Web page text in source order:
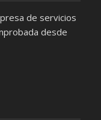
de servicios
desde